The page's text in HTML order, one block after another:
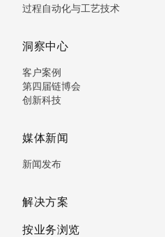
过程自动化与工艺技术
洞察中心
客户案例
第四届链博会
创新科技
媒体新闻
新闻发布
解决方案
按业务浏览